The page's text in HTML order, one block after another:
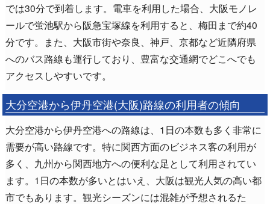
では30分で到着します。電車を利用した場合、大阪モノレ
ールで蛍池駅から阪急宝塚線を利用すると、梅田まで約40
分です。また、大阪市街や奈良、神戸、京都など近隣府県
へのバス路線も運行しており、豊富な交通網でどこへでも
アクセスしやすいです。
大分空港から伊丹空港(大阪)路線の利用者の傾向
大分空港から伊丹空港への路線は、1日の本数も多く非常に
需要が高い路線です。特に関西方面のビジネス客の利用が
多く、九州から関西地方への便利な足として利用されてい
ます。1日の本数が多いとはいえ、大阪は観光人気の高い都
市でもあります。観光シーズンには混雑が予想されるた